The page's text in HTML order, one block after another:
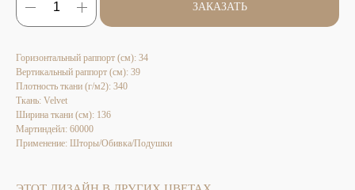
ЗАКАЗАТЬ
Горизонтальный раппорт (см): 34
Вертикальный раппорт (см): 39
Плотность ткани (г/м2): 340
Ткань: Velvet
Ширина ткани (см): 136
Мартиндейл: 60000
Применение: Шторы/Обивка/Подушки